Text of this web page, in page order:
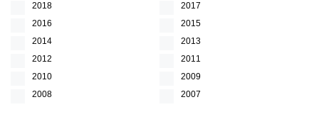
2018
2017
2016
2015
2014
2013
2012
2011
2010
2009
2008
2007